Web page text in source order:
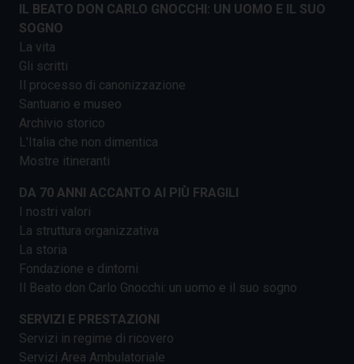
IL BEATO DON CARLO GNOCCHI: UN UOMO E IL SUO
SOGNO
La vita
Gli scritti
Il processo di canonizzazione
Santuario e museo
Archivio storico
L'Italia che non dimentica
Mostre itineranti
DA 70 ANNI ACCANTO AI PIÙ FRAGILI
I nostri valori
La struttura organizzativa
La storia
Fondazione e dintorni
Il Beato don Carlo Gnocchi: un uomo e il suo sogno
SERVIZI E PRESTAZIONI
Servizi in regime di ricovero
Servizi Area Ambulatoriale